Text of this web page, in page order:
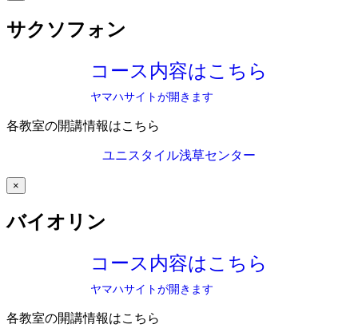
サクソフォン
コース内容はこちら
ヤマハサイトが開きます
各教室の開講情報はこちら
ユニスタイル浅草センター
×
バイオリン
コース内容はこちら
ヤマハサイトが開きます
各教室の開講情報はこちら